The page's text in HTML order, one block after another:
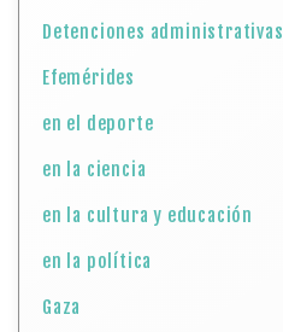
Detenciones administrativas
Efemérides
en el deporte
en la ciencia
en la cultura y educación
en la política
Gaza